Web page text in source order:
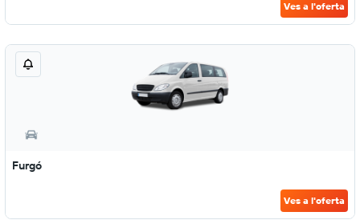
Ves a l'oferta
Furgó
Ves a l'oferta